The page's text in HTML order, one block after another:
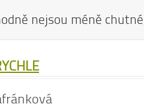
nejsou méně